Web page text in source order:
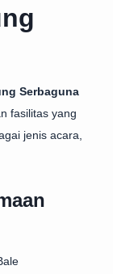
Serbaguna
fasilitas yang
jenis acara,